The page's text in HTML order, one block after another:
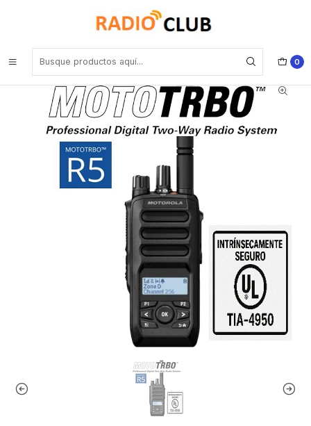
0
Motorola R5 UL TIA-4950 VHF 136-174 MHz 256CH MOTOTRBO™
5W Radio portatil Digital DMR Tier II y Analogico LKP con pantalla,